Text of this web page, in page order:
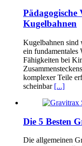
Pädagogische
Kugelbahnen
Kugelbahnen sind
ein fundamentales
Fähigkeiten bei
komplexer Teile
scheinbar [...]
Die 5 Besten
Die allgemeinen